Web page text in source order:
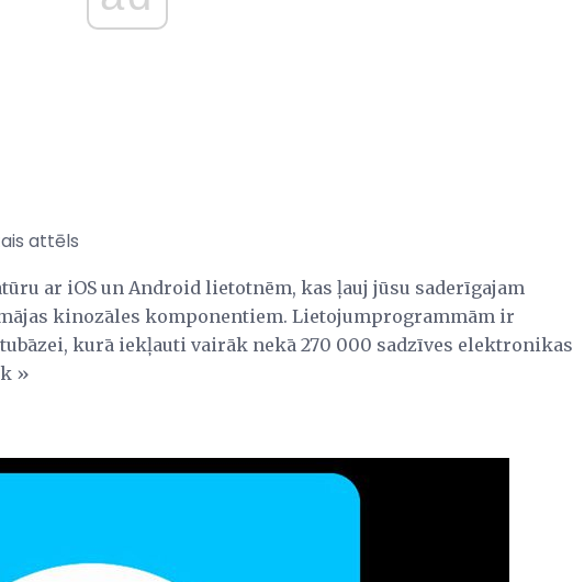
attēls
ar iOS un Android lietotnēm, kas ļauj jūsu saderīgajam
kinozāles komponentiem. Lietojumprogrammām ir
kurā iekļauti vairāk nekā 270 000 sadzīves elektronikas
»